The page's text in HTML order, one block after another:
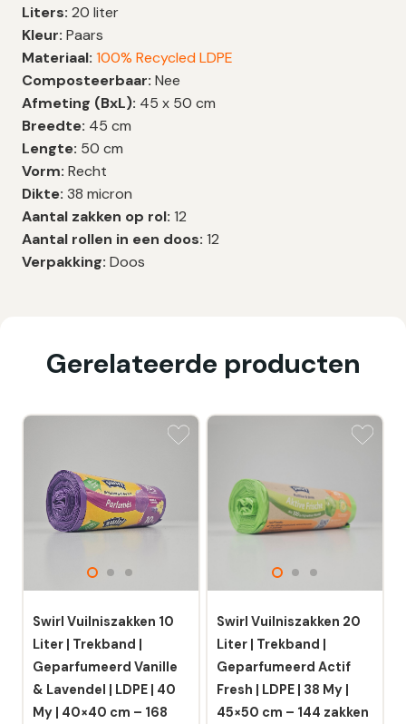
Liters: 20 liter
Kleur: Paars
Materiaal: 100% Recycled LDPE
Composteerbaar: Nee
Afmeting (BxL): 45 x 50 cm
Breedte: 45 cm
Lengte: 50 cm
Vorm: Recht
Dikte: 38 micron
Aantal zakken op rol: 12
Aantal rollen in een doos: 12
Verpakking: Doos
Gerelateerde producten
Swirl Vuilniszakken 10
Liter | Trekband |
Geparfumeerd Vanille
& Lavendel | LDPE | 40
My | 40×40 cm – 168
Swirl Vuilniszakken 20
Liter | Trekband |
Geparfumeerd Actif
Fresh | LDPE | 38 My |
45×50 cm – 144 zakken